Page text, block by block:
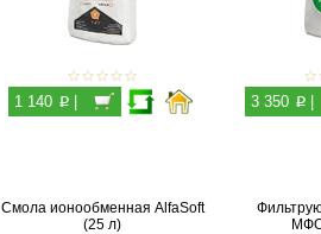
1 140 p| 3 350 p|
Смола ионообменная AlfaSoft
(25 л)